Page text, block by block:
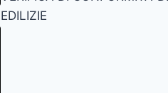
EDILIZIE